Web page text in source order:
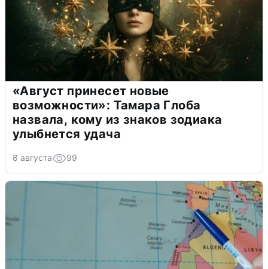
«Август принесет новые
возможности»: Тамара Глоба
назвала, кому из знаков зодиака
улыбнется удача
8 августа 99